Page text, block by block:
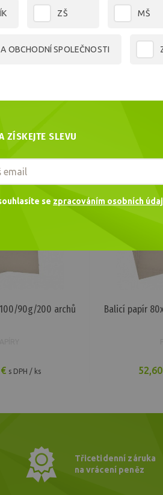
90g/200 archů
s DPH / ks
Balicí papír
Třicetidenní záruka
na vrácení peněz
ZŠ MŠ
OBCHODNÍ SPOLEČNOSTI
ZÍSKEJTE SLEVU
se zpracováním osobních